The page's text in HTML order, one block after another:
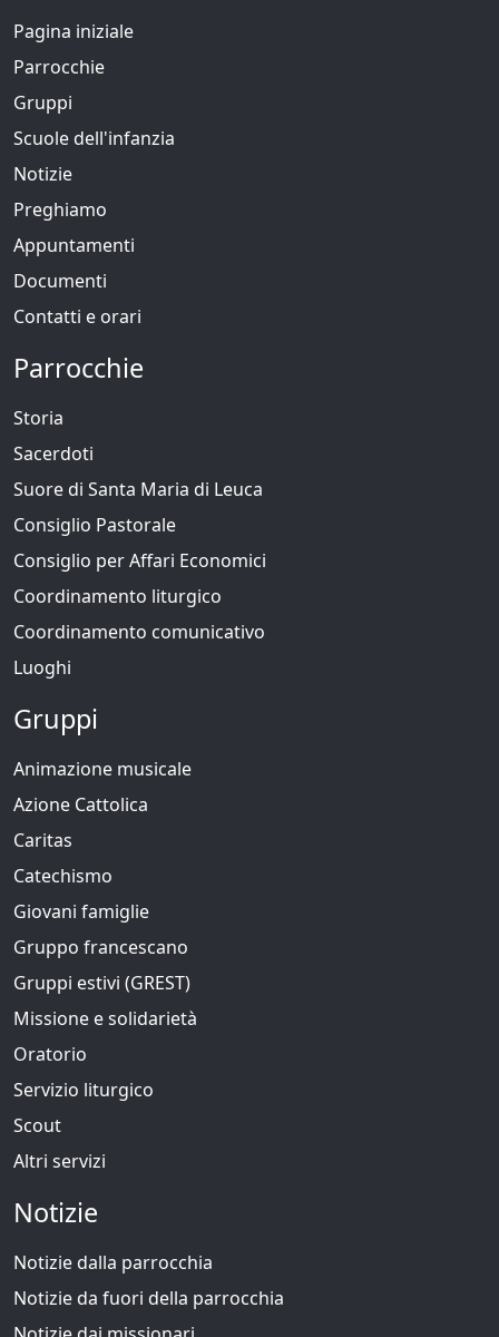
Pagina iniziale
Parrocchie
Gruppi
Scuole dell'infanzia
Notizie
Preghiamo
Appuntamenti
Documenti
Contatti e orari
Parrocchie
Storia
Sacerdoti
Suore di Santa Maria di Leuca
Consiglio Pastorale
Consiglio per Affari Economici
Coordinamento liturgico
Coordinamento comunicativo
Luoghi
Gruppi
Animazione musicale
Azione Cattolica
Caritas
Catechismo
Giovani famiglie
Gruppo francescano
Gruppi estivi (GREST)
Missione e solidarietà
Oratorio
Servizio liturgico
Scout
Altri servizi
Notizie
Notizie dalla parrocchia
Notizie da fuori della parrocchia